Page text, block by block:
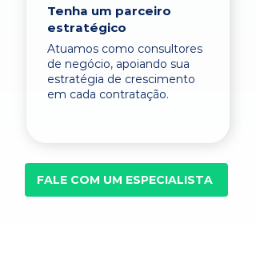
Tenha um parceiro
estratégico
Atuamos como consultores
de negócio, apoiando sua
estratégia de crescimento
em cada contratação.
FALE COM UM ESPECIALISTA